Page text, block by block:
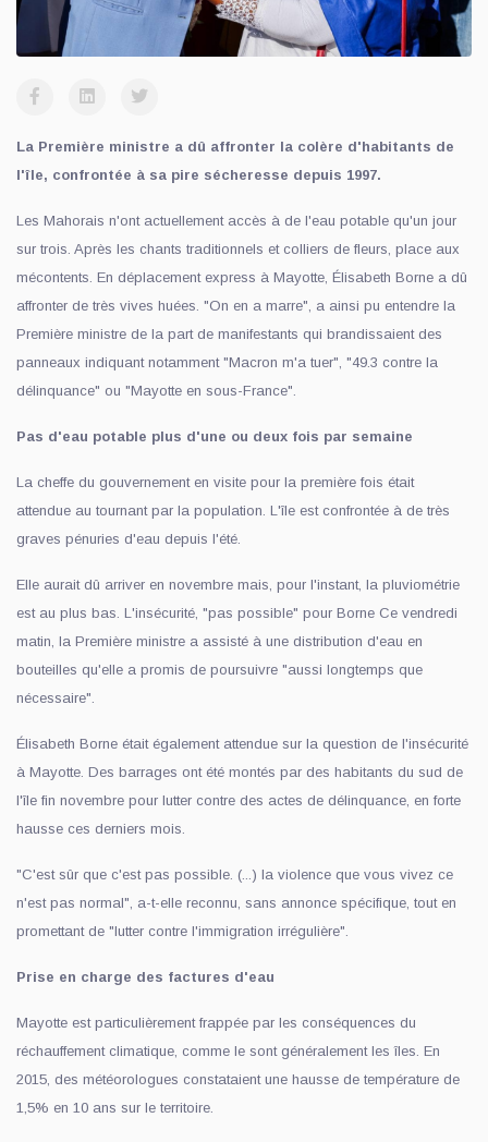
La Première ministre a dû affronter la colère d'habitants de
l'île, confrontée à sa pire sécheresse depuis 1997.
Les Mahorais n'ont actuellement accès à de l'eau potable qu'un jour
sur trois. Après les chants traditionnels et colliers de fleurs, place aux
mécontents. En déplacement express à Mayotte, Élisabeth Borne a dû
affronter de très vives huées. "On en a marre", a ainsi pu entendre la
Première ministre de la part de manifestants qui brandissaient des
panneaux indiquant notamment "Macron m'a tuer", "49.3 contre la
délinquance" ou "Mayotte en sous-France".
Pas d'eau potable plus d'une ou deux fois par semaine
La cheffe du gouvernement en visite pour la première fois était
attendue au tournant par la population. L'île est confrontée à de très
graves pénuries d'eau depuis l'été.
Elle aurait dû arriver en novembre mais, pour l'instant, la pluviométrie
est au plus bas. L'insécurité, "pas possible" pour Borne Ce vendredi
matin, la Première ministre a assisté à une distribution d'eau en
bouteilles qu'elle a promis de poursuivre "aussi longtemps que
nécessaire".
Élisabeth Borne était également attendue sur la question de l'insécurité
à Mayotte. Des barrages ont été montés par des habitants du sud de
l'île fin novembre pour lutter contre des actes de délinquance, en forte
hausse ces derniers mois.
"C'est sûr que c'est pas possible. (...) la violence que vous vivez ce
n'est pas normal", a-t-elle reconnu, sans annonce spécifique, tout en
promettant de "lutter contre l'immigration irrégulière".
Prise en charge des factures d'eau
Mayotte est particulièrement frappée par les conséquences du
réchauffement climatique, comme le sont généralement les îles. En
2015, des météorologues constataient une hausse de température de
1,5% en 10 ans sur le territoire.